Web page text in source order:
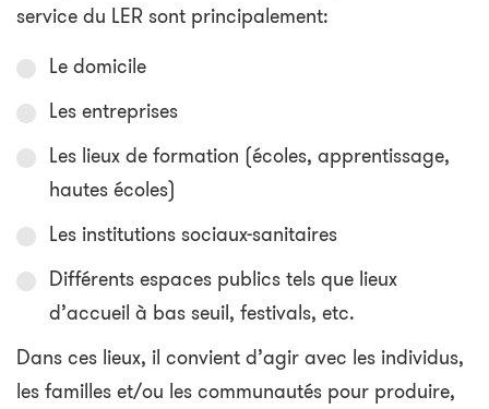
service du LER sont principalement:
Le domicile
Les entreprises
Les lieux de formation (écoles, apprentissage,
hautes écoles)
Les institutions sociaux-sanitaires
Différents espaces publics tels que lieux
d’accueil à bas seuil, festivals, etc.
Dans ces lieux, il convient d’agir avec les individus,
les familles et/ou les communautés pour produire,